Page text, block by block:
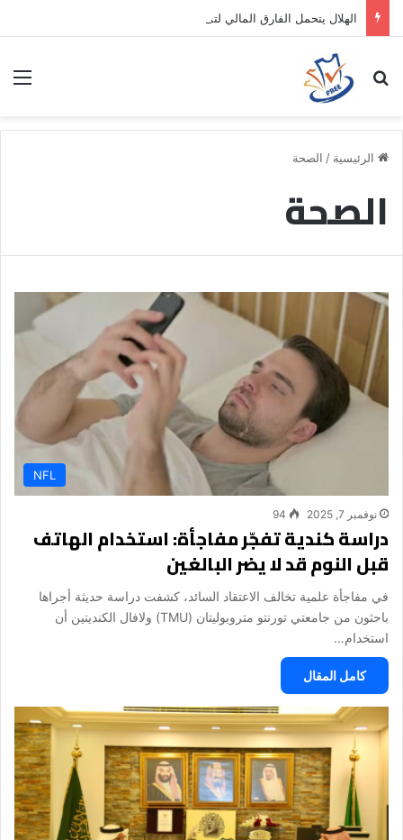
بحث عن
الرئيسية / الصحة
الصحة
NFL
نوفمبر 7, 2025 94
دراسة كندية تفجّر مفاجأة: استخدام الهاتف
قبل النوم قد لا يضر البالغين
في مفاجأة علمية تخالف الاعتقاد السائد، كشفت دراسة حديثة أجراها
باحثون من جامعتي تورنتو متروبوليتان (TMU) ولافال الكنديتين أن
استخدام…
كامل المقال